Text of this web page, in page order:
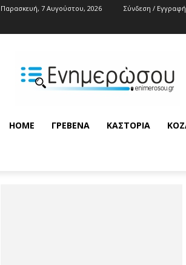
Παρασκευή, 7 Αυγούστου, 2026 Σύνδεση / Εγγραφή
HOME ΓΡΕΒΕΝΆ ΚΑΣΤΟΡΙΆ